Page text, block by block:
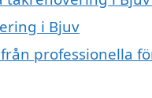
i Bjuv
professionella